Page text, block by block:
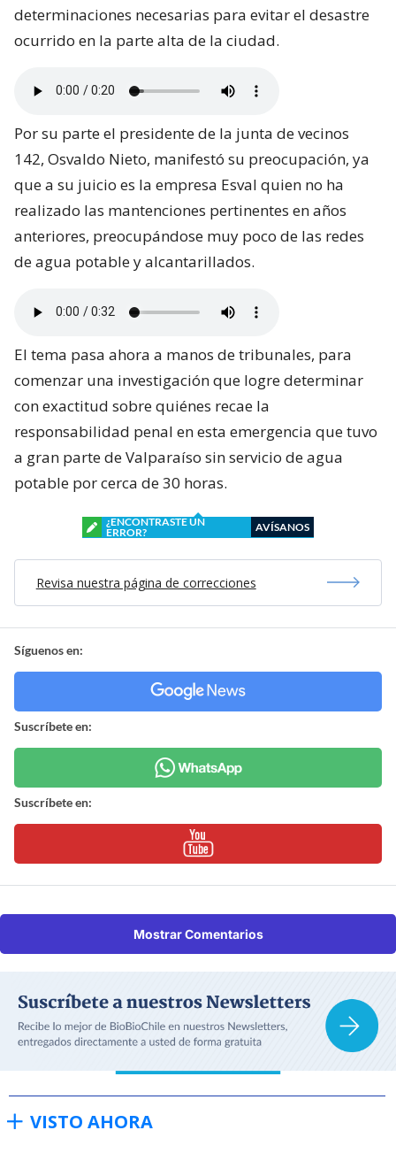
determinaciones necesarias para evitar el desastre
ocurrido en la parte alta de la ciudad.
Por su parte el presidente de la junta de vecinos
142, Osvaldo Nieto, manifestó su preocupación, ya
que a su juicio es la empresa Esval quien no ha
realizado las mantenciones pertinentes en años
anteriores, preocupándose muy poco de las redes
de agua potable y alcantarillados.
El tema pasa ahora a manos de tribunales, para
comenzar una investigación que logre determinar
con exactitud sobre quiénes recae la
responsabilidad penal en esta emergencia que tuvo
a gran parte de Valparaíso sin servicio de agua
potable por cerca de 30 horas.
¿ENCONTRASTE UN
ERROR?
AVÍSANOS
Revisa nuestra página de correcciones
Síguenos en:
Suscríbete en:
Suscríbete en:
Mostrar Comentarios
VISTO AHORA